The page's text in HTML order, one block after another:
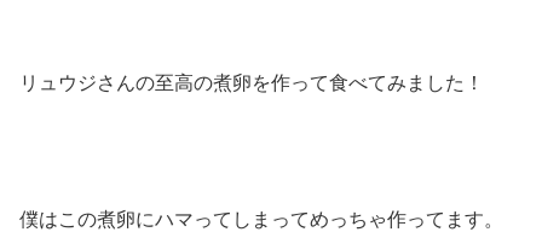
リュウジさんの至高の煮卵を作って食べてみました！
僕はこの煮卵にハマってしまってめっちゃ作ってます。